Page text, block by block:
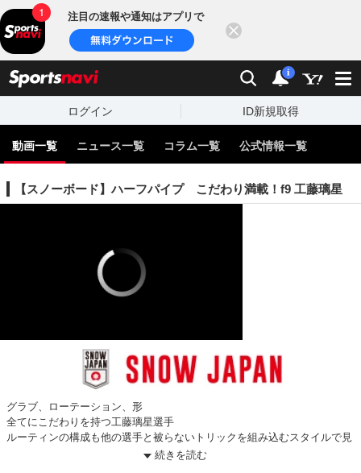
注目の速報や通知はアプリで
検索 通知
i
ログイン ID新規取得
動画一覧 ニュース一覧 コラム一覧 公式情報一覧
【スノーボード】ハーフパイプ こだわり満載！f9 工藤璃星
グラブ、ローテーション、形
全てにこだわりを持つ工藤璃星選手
ルーティンの構成も他の選手と被らないトリックを組み込むスタイルで見
続きを読む